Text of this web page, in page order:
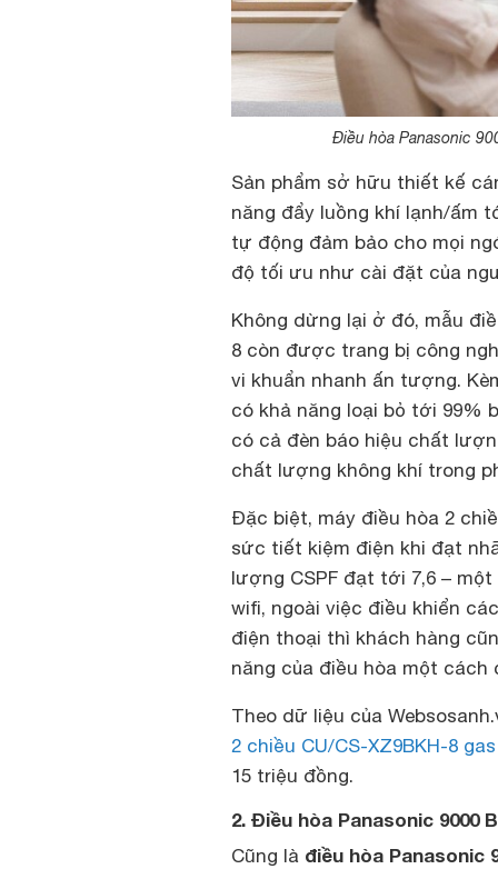
Điều hòa Panasonic
Sản phẩm sở hữu thiết kế
năng đẩy luồng khí lạnh/ấm
tự động đảm bảo cho mọi
độ tối ưu như cài đặt của
Không dừng lại ở đó, mẫu
8 còn được trang bị công
vi khuẩn nhanh ấn tượng.
có khả năng loại bỏ tới 99%
có cả đèn báo hiệu chất
chất lượng không khí trong
Đặc biệt, máy điều hòa 2
sức tiết kiệm điện khi đạt
lượng CSPF đạt tới 7,6 –
wifi, ngoài việc điều khiển
điện thoại thì khách hàng
năng của điều hòa một cách
Theo dữ liệu của
2 chiều CU/CS-XZ9BKH-8
15 triệu đồng.
2. Điều hòa Panasonic 9000
Cũng là điều hòa Panasonic